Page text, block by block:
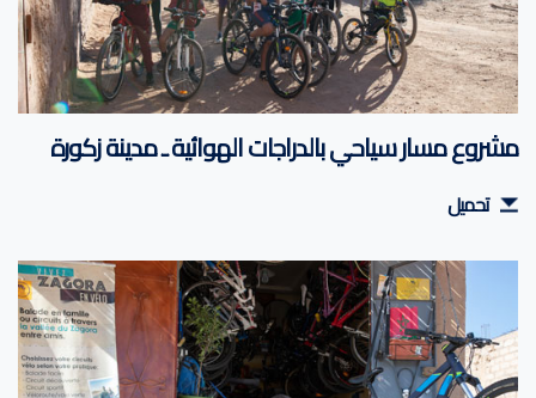
مشروع مسار سياحي بالدراجات الهوائية ـ مدينة زكورة
تحميل